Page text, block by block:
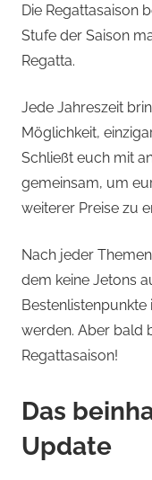
Die Regattasaison
Stufe der Saison
Regatta.
Jede Jahreszeit
Möglichkeit,
Schließt euch mit
gemeinsam, um
weiterer Preise zu
Nach jeder
dem keine Jetons
werden. Aber bald
Regattasaison!
Das
Update